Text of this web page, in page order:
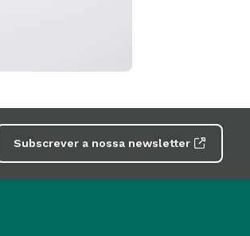
Subscrever a nossa newsletter